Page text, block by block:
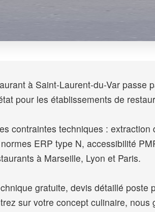
à Saint-Laurent-du-Var
pour les établissements de
contraintes techniques :
ERP type N, accessibilité
à Marseille, Lyon et Paris.
gratuite, devis détaillé
sur votre concept culinaire, nous